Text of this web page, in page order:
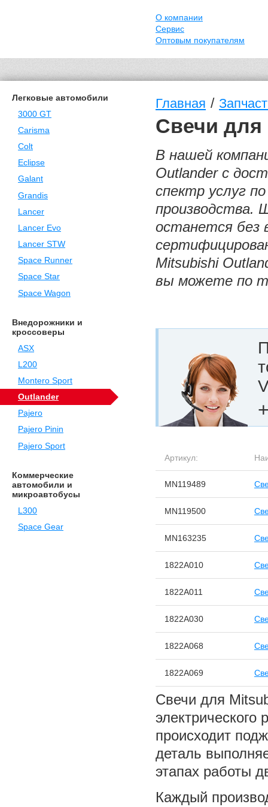
О компании
Сервис
Оптовым покупателям
Легковые автомобили
3000 GT
Carisma
Colt
Eclipse
Galant
Grandis
Lancer
Lancer Evo
Lancer STW
Space Runner
Space Star
Space Wagon
Внедорожники и
кроссоверы
ASX
L200
Montero Sport
Outlander
Pajero
Pajero Pinin
Pajero Sport
Коммерческие
автомобили и
микроавтобусы
L300
Space Gear
Главная /
Свечи для
В нашей
Outlander с
спектр услуг
производства.
останется без
Mitsubishi
вы можете по
Артикул:
MN119489
MN119500
MN163235
1822A010
1822A011
1822A030
1822A068
1822A069
Свечи для
электрического
происходит
деталь
этапах работы
Каждый